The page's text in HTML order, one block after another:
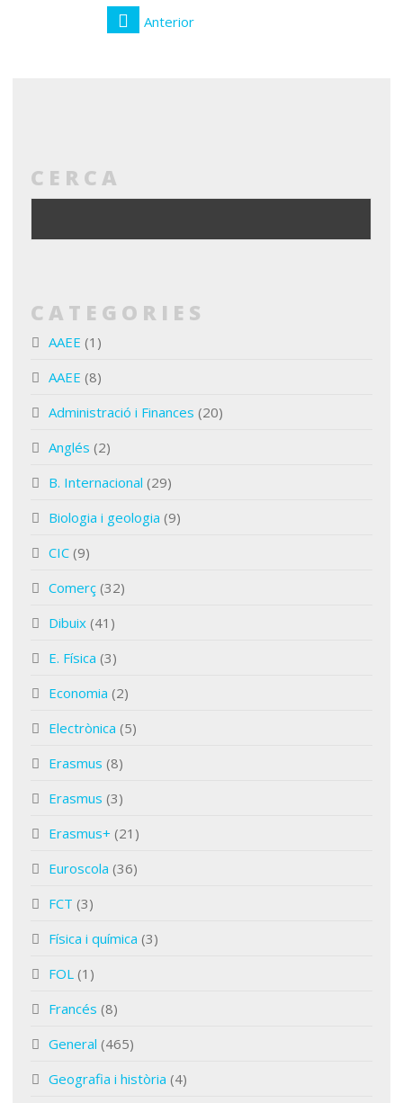
Anterior
CERCA
CATEGORIES
AAEE (1)
AAEE (8)
Administració i Finances (20)
Anglés (2)
B. Internacional (29)
Biologia i geologia (9)
CIC (9)
Comerç (32)
Dibuix (41)
E. Física (3)
Economia (2)
Electrònica (5)
Erasmus (8)
Erasmus (3)
Erasmus+ (21)
Euroscola (36)
FCT (3)
Física i química (3)
FOL (1)
Francés (8)
General (465)
Geografia i història (4)